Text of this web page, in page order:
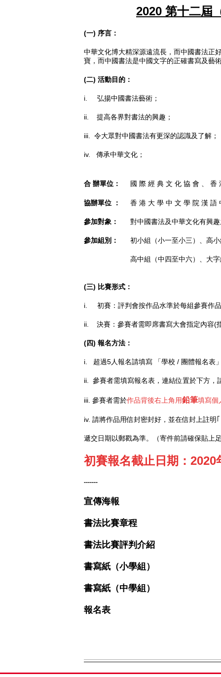
2020 第十二屆
(一) 序言：
中華文化博大精深源遠流長，而中國書法正
寶，而中國書法是中國文字的正確書寫及藝
(二) 活動目的：
i. 弘揚中國書法藝術；
ii. 提高各界對書法的興趣；
iii. 令大眾對中國書法有更深的認識及了解；
iv. 傳承中華文化；
合 辦單位 ： 國 際 經 典 文 化 協 會 、 香
協辦單位 ： 香 港 大 學 中 文 學 院 漢 語
參加對象： 對中國書法及中華文化有興
參加組別： 初小組（小一至小三）、高
高中組（中四至中六）、大
(三) 比賽形式：
i. 初賽：評判會按作品水準於每組參賽作
ii. 決賽：參賽者需即席書寫大會指定內容(
(四) 報名方法：
i. 超過5人報名請填寫 「學校 / 團體報名表
ii. 參賽者需填寫報名表，連結位置於下方，
iii. 參賽者需於作品背後右上角用鉛筆填寫個
iv. 請將作品用信封密封好，並在信封上註
遞交日期以郵戳為準。（寄件前請確保貼上
初賽報名截止日期：
-------
宣傳海報
書法比賽章程
書法比賽評判介紹
書寫紙（小學組）
書寫紙（中學組）
報名表